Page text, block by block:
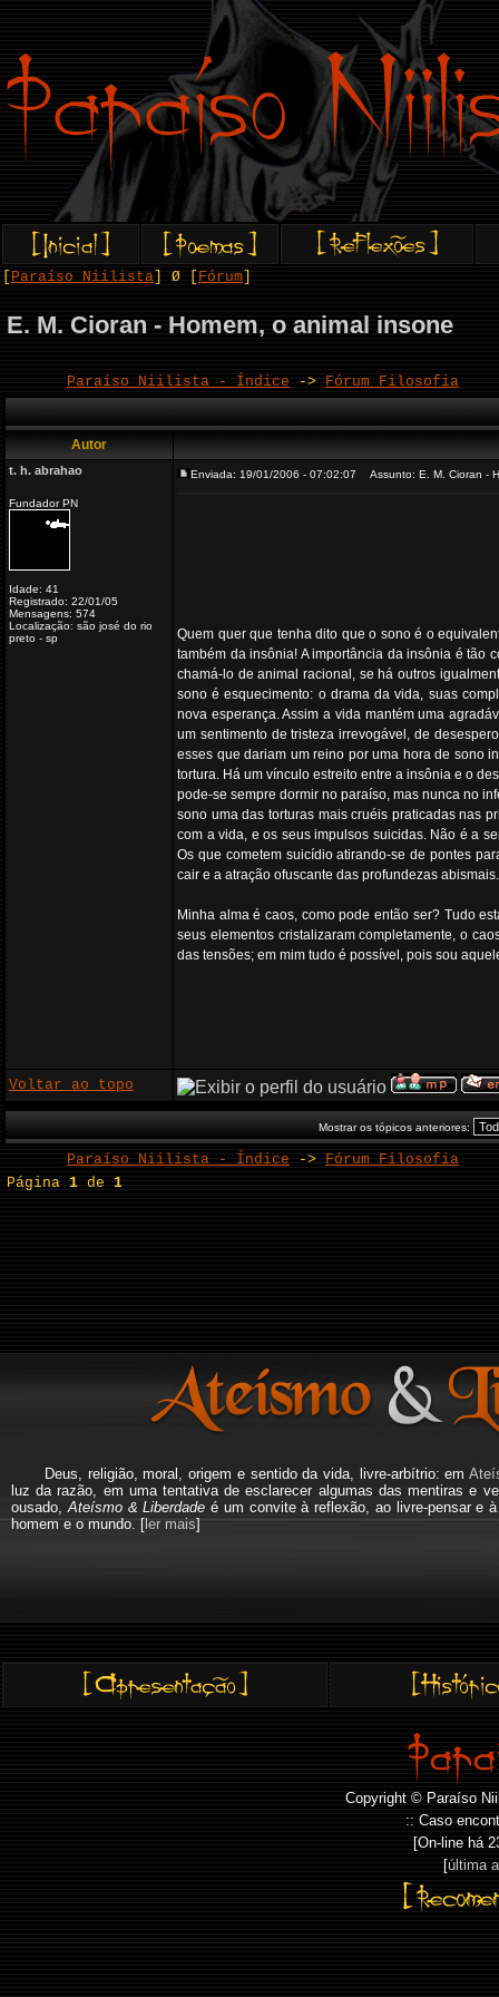
Paraíso Niilista ] Ø [ Fórum
E. M. Cioran - Homem, o animal insone
Paraíso Niilista - Índice -> Fórum Filosofia
Autor
t. h. abrahao
Fundador PN
Idade: 41
Registrado: 22/01/05
Mensagens: 574
Localização: são josé do rio
preto - sp
Enviada: 19/01/2006 - 07:02:07 Assunto: E. M. Cioran -
Quem quer que tenha dito que o sono é o
também da insônia! A importância da insônia é tão
chamá-lo de animal racional, se há outros
sono é esquecimento: o drama da vida, suas
nova esperança. Assim a vida mantém uma
um sentimento de tristeza irrevogável, de
esses que dariam um reino por uma hora de sono
tortura. Há um vínculo estreito entre a insônia e o
pode-se sempre dormir no paraíso, mas nunca no
sono uma das torturas mais cruéis praticadas nas
com a vida, e os seus impulsos suicidas. Não é a
Os que cometem suicídio atirando-se de pontes
cair e a atração ofuscante das profundezas abismais.
Minha alma é caos, como pode então ser? Tudo
seus elementos cristalizaram completamente, o
das tensões; em mim tudo é possível, pois sou
Voltar ao topo
Mostrar os tópicos anteriores:
Paraíso Niilista - Índice -> Fórum Filosofia
Página1 de1
Deus, religião, moral, origem e sentido da vida, livre-arbítrio: em
luz da razão, em uma tentativa de esclarecer algumas das mentiras e
ousado, Ateísmo & Liberdade é um convite à reflexão, ao livre-pensar e
homem e o mundo. [ler mais]
Copyright © Paraíso
:: Caso
[On-line há
[última